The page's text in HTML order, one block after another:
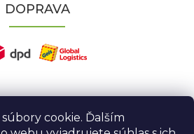
cookie. Ďalším
DOPRAVA